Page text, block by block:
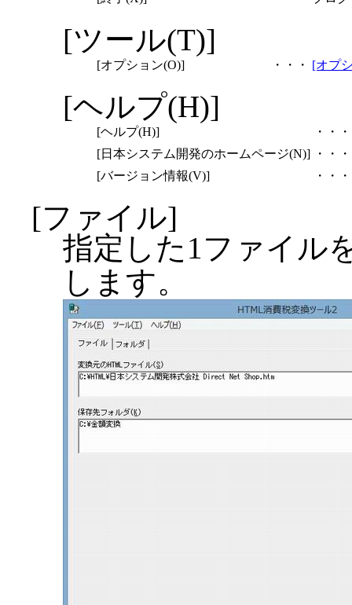
[ツール(T)]
[オプション(O)] ・・・ [オプ
[ヘルプ(H)]
[ヘルプ(H)]
・・・
[日本システム開発のホームページ(N)]
・・・
[バージョン情報(V)]
・・・
[ファイル]
指定した1ファイル
します。